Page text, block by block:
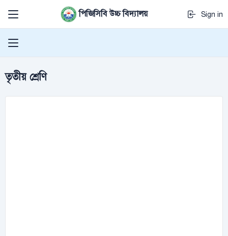
পিজিসিবি উচ্চ বিদ্যালয় Sign in
তৃতীয় শ্রেণি